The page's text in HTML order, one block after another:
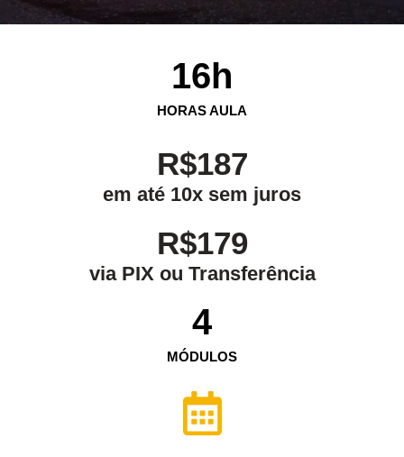
HORAS AULA
16h
R$187
em até 10x sem juros
R$179
via PIX ou Transferência
MÓDULOS
4